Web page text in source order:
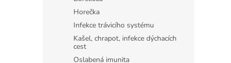
Horečka
Infekce trávicího systému
Kašel, chrapot, infekce dýchacích
cest
Oslabená imunita